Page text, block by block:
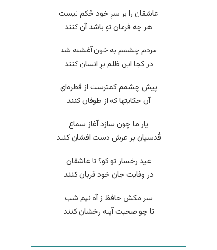
عاشقان را بر سرِ خود حُکم نیست
هر چه فرمان تو باشد آن کنند
مردم چشمم به خون آغشته شد
در کجا این ظلم برِ انسان کنند
پیش چشمم کمترست از قطره‌ای
آن حکایتها که از طوفان کنند
یار ما چون سازد آغاز سماع
قُدسیان بر عرش دست افشان کنند
عید رخسار تو کو؟ تا عاشقان
در وفایت جان خود قربان کنند
سر مکش حافظ ز آه نیم شب
تا چو صحبت آینه رخشان کنند